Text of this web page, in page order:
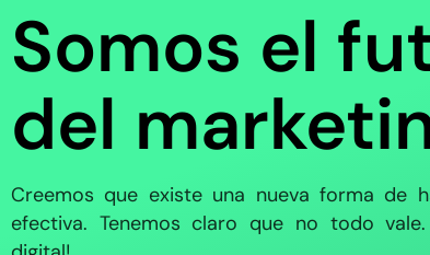
Somos el
del
Creemos que existe una nueva forma de
efectiva. Tenemos claro que no todo